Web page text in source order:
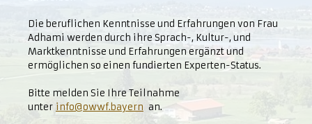
Die beruflichen Kenntnisse und Erfahrungen von Frau
Adhami werden durch ihre Sprach-, Kultur-, und
Marktkenntnisse und Erfahrungen ergänzt und
ermöglichen so einen fundierten Experten-Status.
Bitte melden Sie Ihre Teilnahme
unter info@owwf.bayern an.